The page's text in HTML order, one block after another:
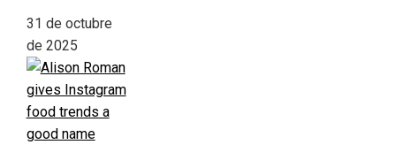
31 de octubre
de 2025